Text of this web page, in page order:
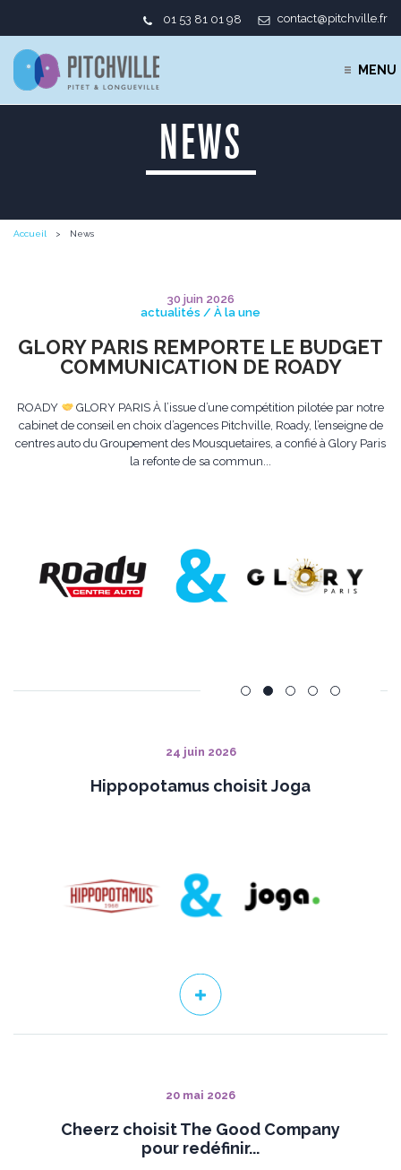
01 53 81 01 98 contact@pitchville.fr
MENU
NEWS
Accueil News
30 juin 2026
actualités / À la une
GLORY PARIS REMPORTE LE BUDGET
COMMUNICATION DE ROADY
ROADY
GLORY PARIS À l’issue d’une compétition pilotée par notre
cabinet de conseil en choix d’agences Pitchville, Roady, l’enseigne de
centres auto du Groupement des Mousquetaires, a confié à Glory Paris
la refonte de sa commun...
24 juin 2026
Hippopotamus choisit Joga
20 mai 2026
Cheerz choisit The Good Company
pour redéfinir...